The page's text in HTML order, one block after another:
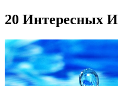
20 Интересных